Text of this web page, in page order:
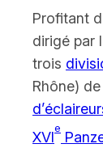
Profitant
dirigé par
trois
Rhône)
XVI
e